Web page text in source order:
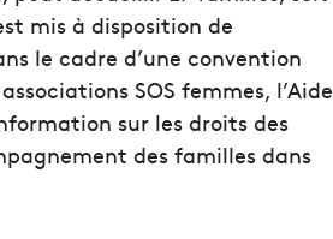
mis à disposition de
le cadre d’une convention
SOS femmes, l’Aide
sur les droits des
des familles dans